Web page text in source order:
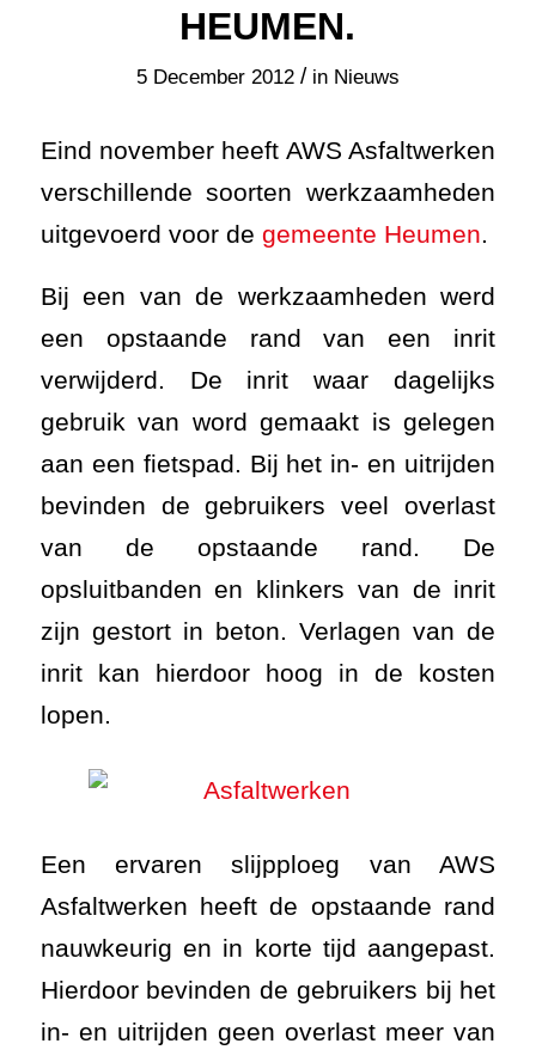
HEUMEN.
5 December 2012 / in Nieuws
Eind november heeft AWS Asfaltwerken
verschillende soorten werkzaamheden
uitgevoerd voor de gemeente Heumen
Bij een van de werkzaamheden werd
een opstaande rand van een inrit
verwijderd. De inrit waar dagelijks
gebruik van word gemaakt is gelegen
aan een fietspad. Bij het in- en uitrijden
bevinden de gebruikers veel overlast
van de opstaande rand. De
opsluitbanden en klinkers van de inrit
zijn gestort in beton. Verlagen van de
inrit kan hierdoor hoog in de kosten
lopen.
Een ervaren slijpploeg van AWS
Asfaltwerken heeft de opstaande rand
nauwkeurig en in korte tijd aangepast.
Hierdoor bevinden de gebruikers bij het
in- en uitrijden geen overlast meer van